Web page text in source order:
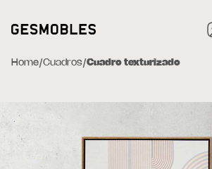
Home/Cuadros/Cuadro texturizado